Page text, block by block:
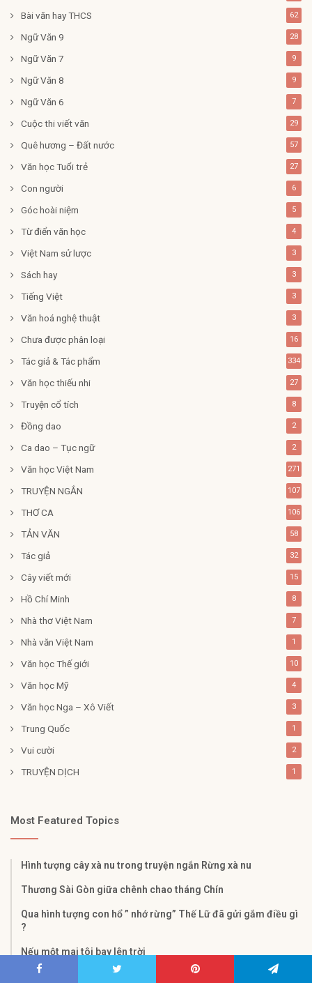
Bài văn hay THCS 62
Ngữ Văn 9 28
Ngữ Văn 7 9
Ngữ Văn 8 9
Ngữ Văn 6 7
Cuộc thi viết văn 29
Quê hương – Đất nước 57
Văn học Tuổi trẻ 27
Con người 6
Góc hoài niệm 5
Từ điển văn học 4
Việt Nam sử lược 3
Sách hay 3
Tiếng Việt 3
Văn hoá nghệ thuật 3
Chưa được phân loại 16
Tác giả & Tác phẩm 334
Văn học thiếu nhi 27
Truyện cổ tích 8
Đồng dao 2
Ca dao – Tục ngữ 2
Văn học Việt Nam 271
TRUYỆN NGẮN 107
THƠ CA 106
TẢN VĂN 58
Tác giả 32
Cây viết mới 15
Hồ Chí Minh 8
Nhà thơ Việt Nam 7
Nhà văn Việt Nam 1
Văn học Thế giới 10
Văn học Mỹ 4
Văn học Nga – Xô Viết 3
Trung Quốc 1
Vui cười 2
TRUYỆN DỊCH 1
Most Featured Topics
Hình tượng cây xà nu trong truyện ngắn Rừng xà nu
Thương Sài Gòn giữa chênh chao tháng Chín
Qua hình tượng con hổ ” nhớ rừng” Thế Lữ​ đã gửi gắm điều gì
?
Nếu một mai tôi bay lên trời
Đã từng là